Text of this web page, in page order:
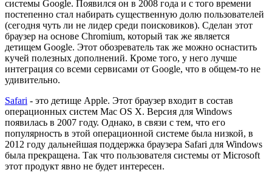
системы Google. Появился он в 2008 года и с того времени
постепенно стал набирать существенную долю пользователей
(сегодня чуть ли не лидер среди поисковиков). Сделан этот
браузер на основе Chromium, который так же является
детищем Google. Этот обозреватель так же можно оснастить
кучей полезных дополнений. Кроме того, у него лучше
интеграция со всеми сервисами от Google, что в общем-то не
удивительно.
Safari - это детище Apple. Этот браузер входит в состав
операционных систем Mac OS X. Версия для Windows
появилась в 2007 году. Однако, в связи с тем, что его
популярность в этой операционной системе была низкой, в
2012 году дальнейшая поддержка браузера Safari для Windows
была прекращена. Так что пользователя системы от Microsoft
этот продукт явно не будет интересен.